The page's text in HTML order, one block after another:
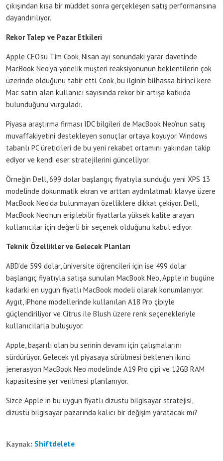
çıkışından kısa bir müddet sonra gerçekleşen satış performansına
dayandırılıyor.
Rekor Talep ve Pazar Etkileri
Apple CEO’su Tim Cook, Nisan ayı sonundaki yarar davetinde
MacBook Neo’ya yönelik müşteri reaksiyonunun beklentilerin çok
üzerinde olduğunu tabir etti. Cook, bu ilginin bilhassa birinci kere
Mac satın alan kullanıcı sayısında rekor bir artışa katkıda
bulunduğunu vurguladı.
Piyasa araştırma firması IDC bilgileri de MacBook Neo’nun satış
muvaffakiyetini destekleyen sonuçlar ortaya koyuyor. Windows
tabanlı PC üreticileri de bu yeni rekabet ortamını yakından takip
ediyor ve kendi eser stratejilerini güncelliyor.
Örneğin Dell, 699 dolar başlangıç fiyatıyla sunduğu yeni XPS 13
modelinde dokunmatik ekran ve arttan aydınlatmalı klavye üzere
MacBook Neo’da bulunmayan özelliklere dikkat çekiyor. Dell,
MacBook Neo’nun erişilebilir fiyatlarla yüksek kalite arayan
kullanıcılar için değerli bir seçenek olduğunu kabul ediyor.
Teknik Özellikler ve Gelecek Planları
ABD’de 599 dolar, üniversite öğrencileri için ise 499 dolar
başlangıç fiyatıyla satışa sunulan MacBook Neo, Apple’ın bugüne
kadarki en uygun fiyatlı MacBook modeli olarak konumlanıyor.
Aygıt, iPhone modellerinde kullanılan A18 Pro çipiyle
güçlendiriliyor ve Citrus ile Blush üzere renk seçenekleriyle
kullanıcılarla buluşuyor.
Apple, başarılı olan bu serinin devamı için çalışmalarını
sürdürüyor. Gelecek yıl piyasaya sürülmesi beklenen ikinci
jenerasyon MacBook Neo modelinde A19 Pro çipi ve 12GB RAM
kapasitesine yer verilmesi planlanıyor.
Sizce Apple’ın bu uygun fiyatlı dizüstü bilgisayar stratejisi,
dizüstü bilgisayar pazarında kalıcı bir değişim yaratacak mı?
Kaynak: Shiftdelete